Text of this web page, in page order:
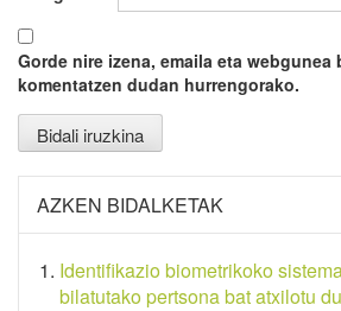
Gorde nire izena, emaila eta
komentatzen dudan hurrengorako.
AZKEN BIDALKETAK
Identifikazio biometrikoko
bilatutako pertsona bat atxilotu